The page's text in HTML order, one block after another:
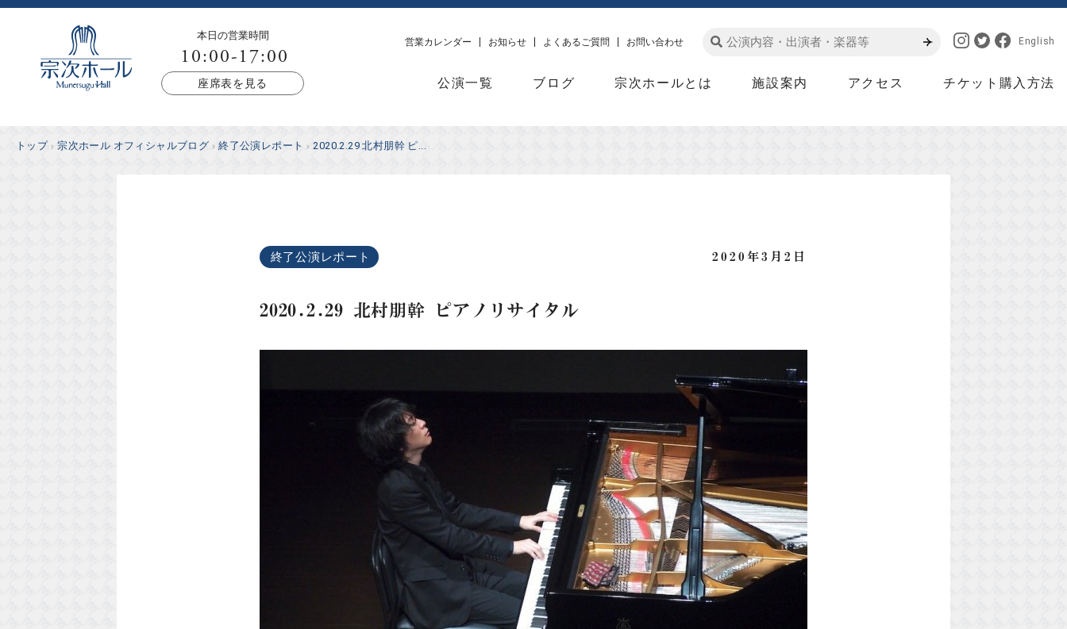
本日の営業時間
10:00-17:00
座席表を見る 公演一覧 ブログ 宗次ホールとは 施設案内 アクセス チケット購入方法
営業カレンダー お知らせ よくあるご質問 お問い合わせ English
トップ 宗次ホール オフィシャルブログ 終了公演レポート 2020.2.29 北村朋幹 ピ...
終了公演レポート 2020年3月2日
2020.2.29 北村朋幹 ピアノリサイタル